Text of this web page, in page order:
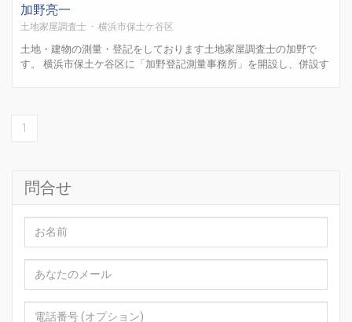
加野亮一
土地家屋調査士 - 横浜市保土ケ谷区
土地・建物の測量・登記をしております土地家屋調査士の加野で
す。 横浜市保土ケ谷区に「加野登記測量事務所」を開設し、併設す
1
問合せ